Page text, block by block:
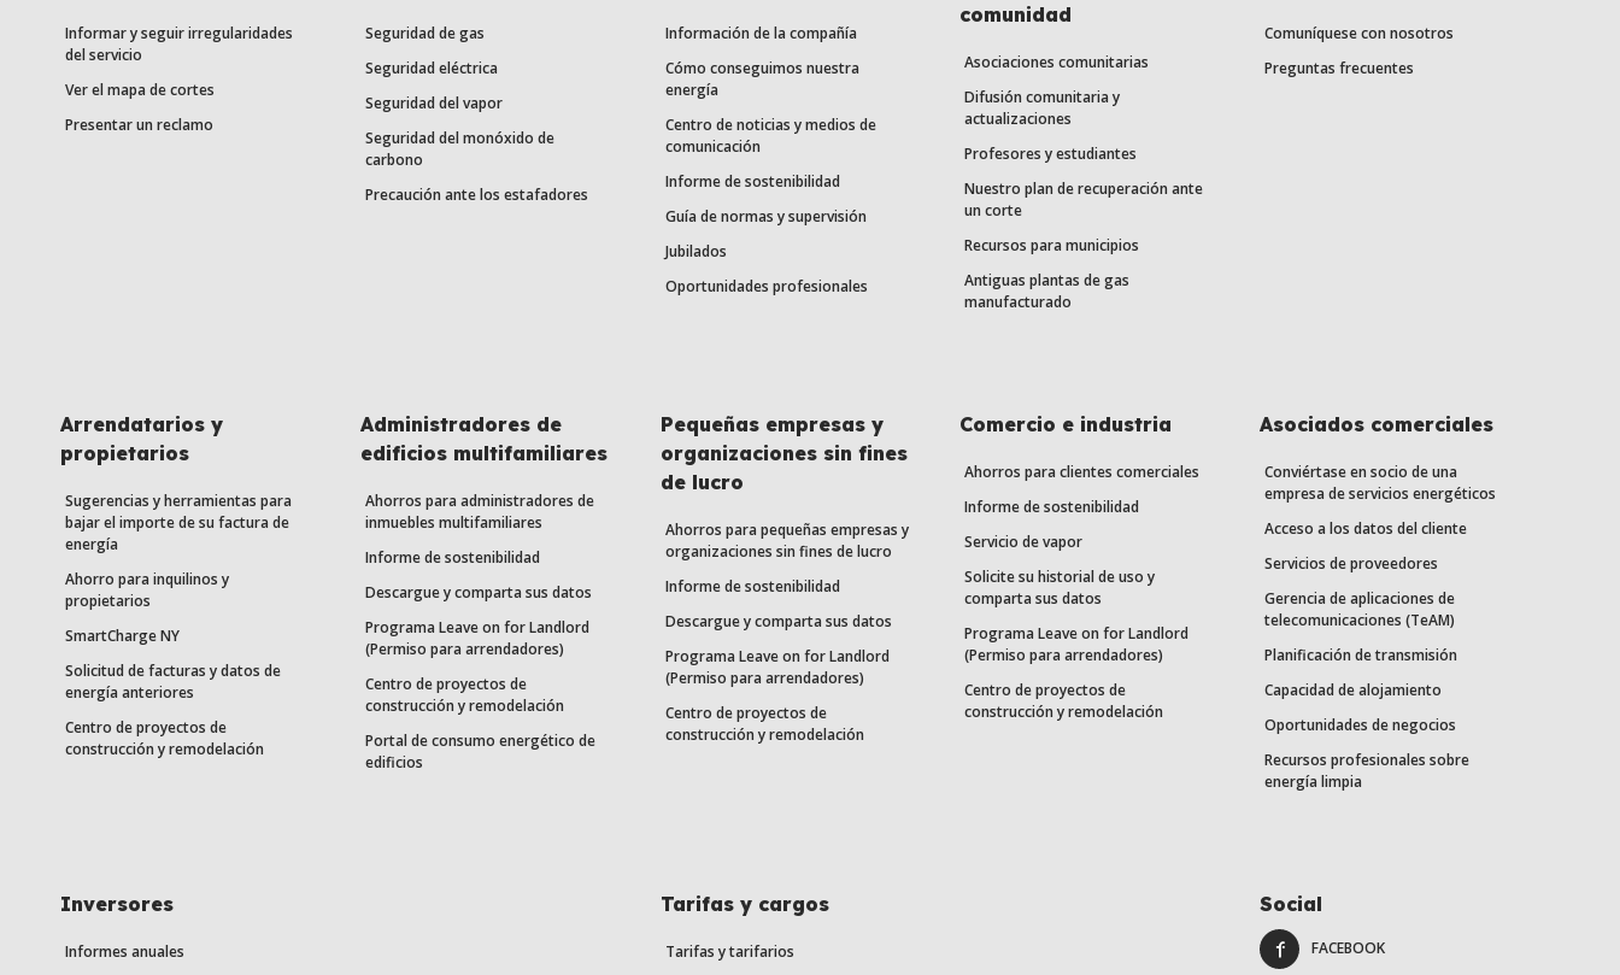
Informar y seguir irregularidades
del servicio
Ver el mapa de cortes
Presentar un reclamo
Seguridad de gas
Seguridad eléctrica
Seguridad del vapor
Seguridad del monóxido de
carbono
Precaución ante los estafadores
Información de la compañía
Cómo conseguimos nuestra
energía
Centro de noticias y medios de
comunicación
Informe de sostenibilidad
Guía de normas y supervisión
Jubilados
Oportunidades profesionales
comunidad
Asociaciones comunitarias
Difusión comunitaria y
actualizaciones
Profesores y estudiantes
Nuestro plan de recuperación ante
un corte
Recursos para municipios
Antiguas plantas de gas
manufacturado
Comuníquese con nosotros
Preguntas frecuentes
Arrendatarios y
propietarios
Sugerencias y herramientas para
bajar el importe de su factura de
energía
Ahorro para inquilinos y
propietarios
SmartCharge NY
Solicitud de facturas y datos de
energía anteriores
Centro de proyectos de
construcción y remodelación
Administradores de
edificios multifamiliares
Ahorros para administradores de
inmuebles multifamiliares
Informe de sostenibilidad
Descargue y comparta sus datos
Programa Leave on for Landlord
(Permiso para arrendadores)
Centro de proyectos de
construcción y remodelación
Portal de consumo energético de
edificios
Pequeñas empresas y
organizaciones sin fines
de lucro
Ahorros para pequeñas empresas y
organizaciones sin fines de lucro
Informe de sostenibilidad
Descargue y comparta sus datos
Programa Leave on for Landlord
(Permiso para arrendadores)
Centro de proyectos de
construcción y remodelación
Comercio e industria
Ahorros para clientes comerciales
Informe de sostenibilidad
Servicio de vapor
Solicite su historial de uso y
comparta sus datos
Programa Leave on for Landlord
(Permiso para arrendadores)
Centro de proyectos de
construcción y remodelación
Asociados comerciales
Conviértase en socio de una
empresa de servicios energéticos
Acceso a los datos del cliente
Servicios de proveedores
Gerencia de aplicaciones de
telecomunicaciones (TeAM)
Planificación de transmisión
Capacidad de alojamiento
Oportunidades de negocios
Recursos profesionales sobre
energía limpia
Inversores
Informes anuales
Tarifas y cargos
Tarifas y tarifarios
Social
FACEBOOK